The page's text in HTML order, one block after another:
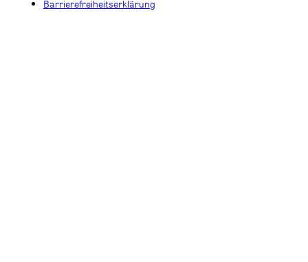
Barrierefreiheitserklärung